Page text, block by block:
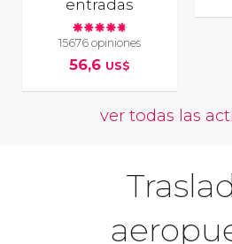
entradas
15676 opiniones
56,6 US$
ver todas las